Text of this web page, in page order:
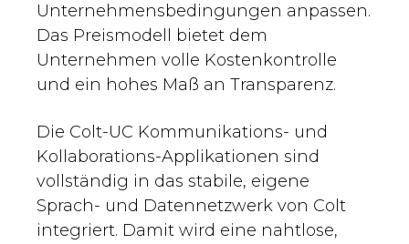
Unternehmensbedingungen anpassen.
Das Preismodell bietet dem
Unternehmen volle Kostenkontrolle
und ein hohes Maß an Transparenz.
Die Colt-UC Kommunikations- und
Kollaborations-Applikationen sind
vollständig in das stabile, eigene
Sprach- und Datennetzwerk von Colt
integriert. Damit wird eine nahtlose,